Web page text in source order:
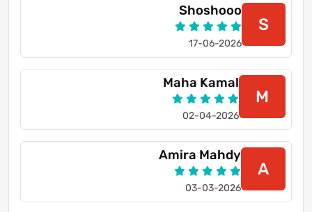
S
Shoshooo
17-06-2026
M
Maha Kamal
02-04-2026
A
Amira Mahdy
03-03-2026